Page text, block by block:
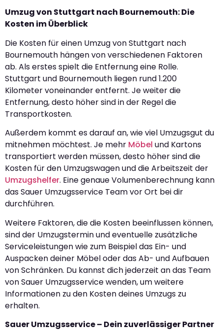
Umzug von Stuttgart nach Bournemouth: Die
Kosten im Überblick
Die Kosten für einen Umzug von Stuttgart nach
Bournemouth hängen von verschiedenen Faktoren
ab. Als erstes spielt die Entfernung eine Rolle.
Stuttgart und Bournemouth liegen rund 1.200
Kilometer voneinander entfernt. Je weiter die
Entfernung, desto höher sind in der Regel die
Transportkosten.
Außerdem kommt es darauf an, wie viel Umzugsgut du
mitnehmen möchtest. Je mehr Möbel und Kartons
transportiert werden müssen, desto höher sind die
Kosten für den Umzugswagen und die Arbeitszeit der
Umzugshelfer. Eine genaue Volumenberechnung kann
das Sauer Umzugsservice Team vor Ort bei dir
durchführen.
Weitere Faktoren, die die Kosten beeinflussen können,
sind der Umzugstermin und eventuelle zusätzliche
Serviceleistungen wie zum Beispiel das Ein- und
Auspacken deiner Möbel oder das Ab- und Aufbauen
von Schränken. Du kannst dich jederzeit an das Team
von Sauer Umzugsservice wenden, um weitere
Informationen zu den Kosten deines Umzugs zu
erhalten.
Sauer Umzugsservice – Dein zuverlässiger Partner